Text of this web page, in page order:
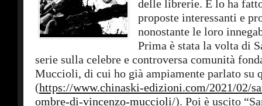
delle librerie. E lo ha
proposte interessanti e
nonostante le loro
Prima è stata la volta di
serie sulla celebre e controversa comunità
Muccioli, di cui ho già ampiamente parlato su
(https://www.chinaski-edizioni.com/2021/02/
ombre-di-vincenzo-muccioli/). Poi è uscito